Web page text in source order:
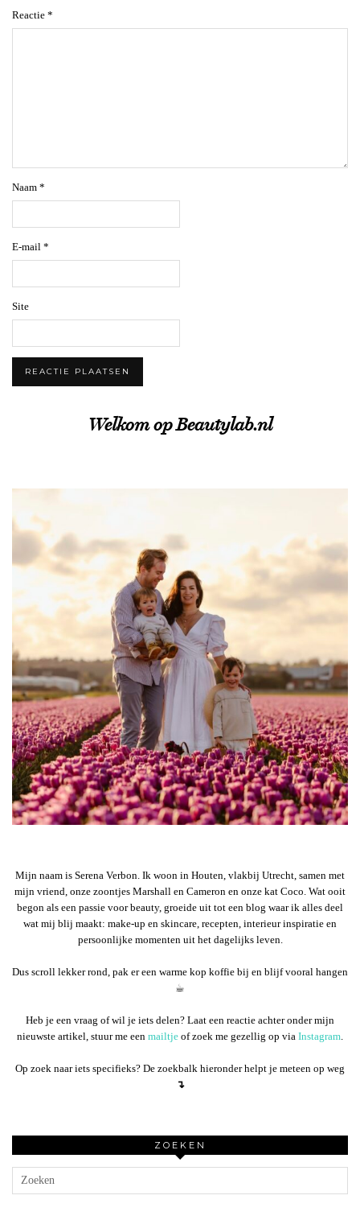
Reactie *
Naam *
E-mail *
Site
Welkom op Beautylab.nl
Mijn naam is Serena Verbon. Ik woon in Houten, vlakbij Utrecht, samen met
mijn vriend, onze zoontjes Marshall en Cameron en onze kat Coco. Wat ooit
begon als een passie voor beauty, groeide uit tot een blog waar ik alles deel
wat mij blij maakt: make-up en skincare, recepten, interieur inspiratie en
persoonlijke momenten uit het dagelijks leven.
Dus scroll lekker rond, pak er een warme kop koffie bij en blijf vooral hangen
☕︎
Heb je een vraag of wil je iets delen? Laat een reactie achter onder mijn
nieuwste artikel, stuur me een mailtje of zoek me gezellig op via Instagram
Op zoek naar iets specifieks? De zoekbalk hieronder helpt je meteen op weg
↴
ZOEKEN